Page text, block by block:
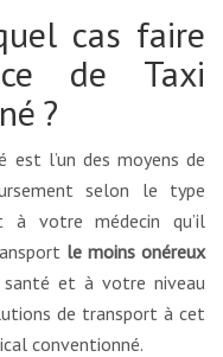
cas faire
de Taxi
?
l’un des moyens de
selon le type
à votre médecin qu’il
le moins onéreux
et à votre niveau
de transport à cet
conventionné.